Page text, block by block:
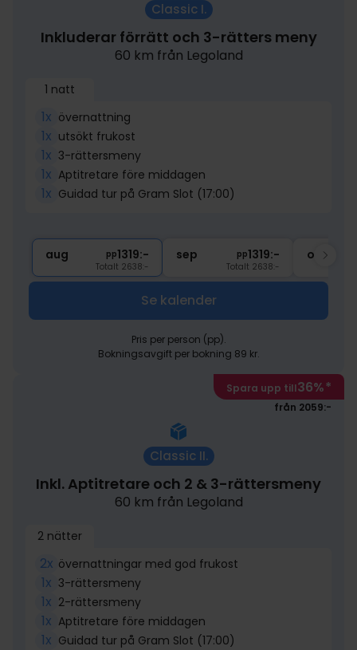
Classic I.
Inkluderar förrätt och 3-rätters meny
60 km från Legoland
1 natt
1x övernattning
1x utsökt frukost
1x 3-rättersmeny
1x Aptitretare före middagen
1x Guidad tur på Gram Slot (17:00)
aug pp1319:-
Totalt 2638:-
sep pp1319:-
Totalt 2638:-
okt
Se kalender
Pris per person (pp).
Bokningsavgift per bokning 89 kr.
Spara upp till36%*
från 2059:-
Classic II.
Inkl. Aptitretare och 2 & 3-rättersmeny
60 km från Legoland
2 nätter
2x övernattningar med god frukost
1x 3-rättersmeny
1x 2-rättersmeny
1x Aptitretare före middagen
1x Guidad tur på Gram Slot (17:00)